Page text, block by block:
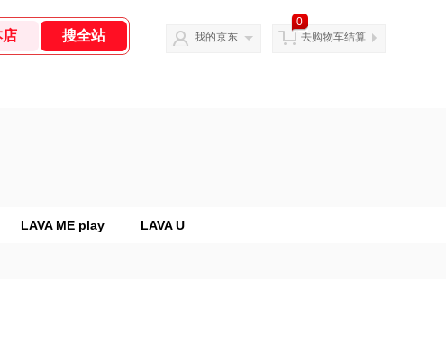
我的京东
0
去购物车结算
LAVA ME play LAVA U